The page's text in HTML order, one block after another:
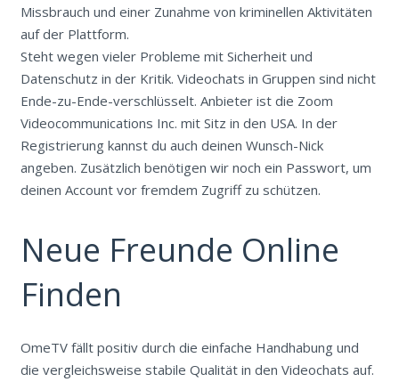
Missbrauch und einer Zunahme von kriminellen Aktivitäten
auf der Plattform.
Steht wegen vieler Probleme mit Sicherheit und
Datenschutz in der Kritik. Videochats in Gruppen sind nicht
Ende-zu-Ende-verschlüsselt. Anbieter ist die Zoom
Videocommunications Inc. mit Sitz in den USA. In der
Registrierung kannst du auch deinen Wunsch-Nick
angeben. Zusätzlich benötigen wir noch ein Passwort, um
deinen Account vor fremdem Zugriff zu schützen.
Neue Freunde Online
Finden
OmeTV fällt positiv durch die einfache Handhabung und
die vergleichsweise stabile Qualität in den Videochats auf.